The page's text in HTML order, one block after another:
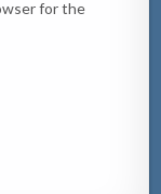
for the